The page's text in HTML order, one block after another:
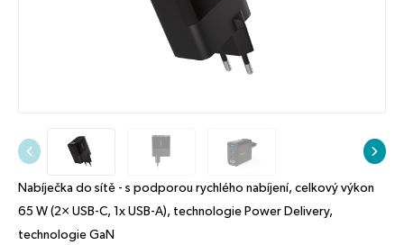
Nabíječka do sítě - s podporou rychlého nabíjení, celkový výkon
65 W (2× USB-C, 1x USB-A), technologie Power Delivery,
technologie GaN